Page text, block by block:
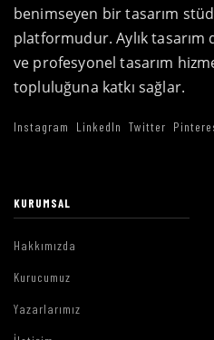
benimseyen bir tasarım
platformudur. Aylık
ve profesyonel tasarım
topluluğuna katkı sağlar.
Instagram LinkedIn Twitter
KURUMSAL
Hakkımızda
Kurucumuz
Yazarlarımız